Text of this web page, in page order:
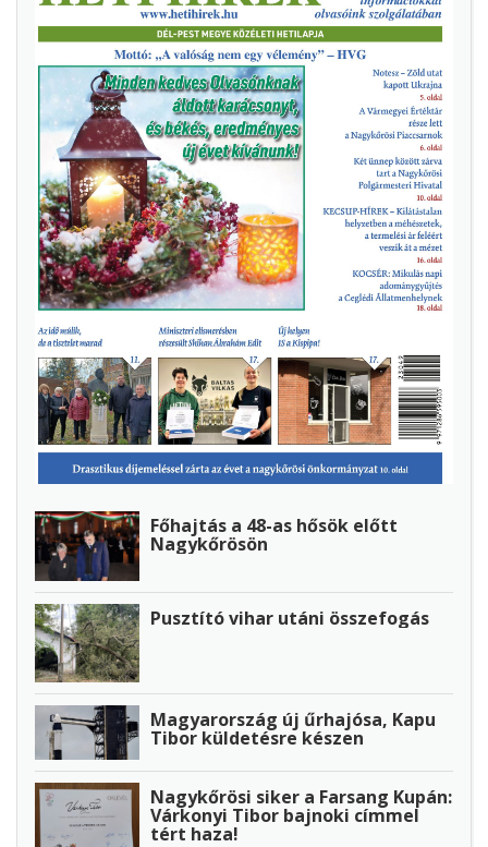
Főhajtás a 48-as hősök előtt
Nagykőrösön
Pusztító vihar utáni összefogás
Magyarország új űrhajósa, Kapu
Tibor küldetésre készen
Nagykőrösi siker a Farsang Kupán:
Várkonyi Tibor bajnoki címmel
tért haza!